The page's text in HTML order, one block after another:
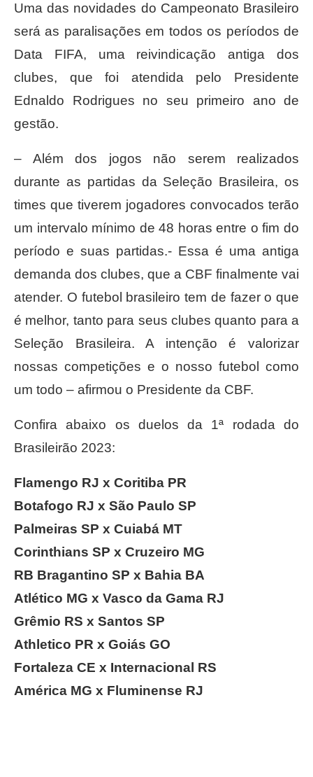
Uma das novidades do Campeonato Brasileiro
será as paralisações em todos os períodos de
Data FIFA, uma reivindicação antiga dos
clubes, que foi atendida pelo Presidente
Ednaldo Rodrigues no seu primeiro ano de
gestão.
– Além dos jogos não serem realizados
durante as partidas da Seleção Brasileira, os
times que tiverem jogadores convocados terão
um intervalo mínimo de 48 horas entre o fim do
período e suas partidas.- Essa é uma antiga
demanda dos clubes, que a CBF finalmente vai
atender. O futebol brasileiro tem de fazer o que
é melhor, tanto para seus clubes quanto para a
Seleção Brasileira. A intenção é valorizar
nossas competições e o nosso futebol como
um todo – afirmou o Presidente da CBF.
Confira abaixo os duelos da 1ª rodada do
Brasileirão 2023:
Flamengo RJ x Coritiba PR
Botafogo RJ x São Paulo SP
Palmeiras SP x Cuiabá MT
Corinthians SP x Cruzeiro MG
RB Bragantino SP x Bahia BA
Atlético MG x Vasco da Gama RJ
Grêmio RS x Santos SP
Athletico PR x Goiás GO
Fortaleza CE x Internacional RS
América MG x Fluminense RJ